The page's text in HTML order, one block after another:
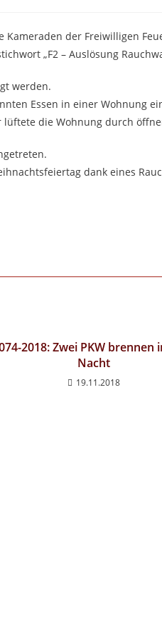
Kameraden der Freiwilligen
„F2 – Auslösung
werden.
Essen in einer Wohnung
die Wohnung durch
dank eines
2018: Zwei PKW brennen
Nacht
19.11.2018